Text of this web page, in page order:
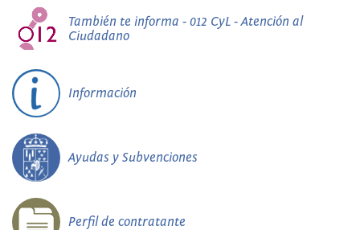
También te informa - 012 CyL - Atención al
Ciudadano
Información
Ayudas y Subvenciones
Perfil de contratante